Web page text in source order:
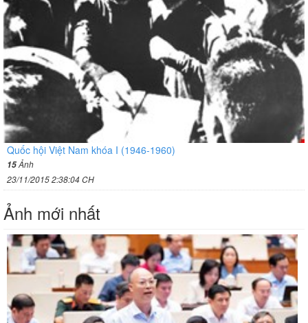
Quốc hội Việt Nam khóa I (1946-1960)
15Ảnh
23/11/2015 2:38:04 CH
Ảnh mới nhất